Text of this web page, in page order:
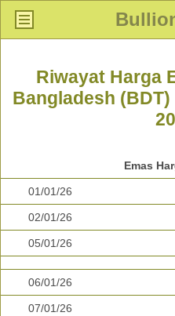
Riwayat Harga
Bangladesh
Emas
01/01/26
02/01/26
05/01/26
06/01/26
07/01/26